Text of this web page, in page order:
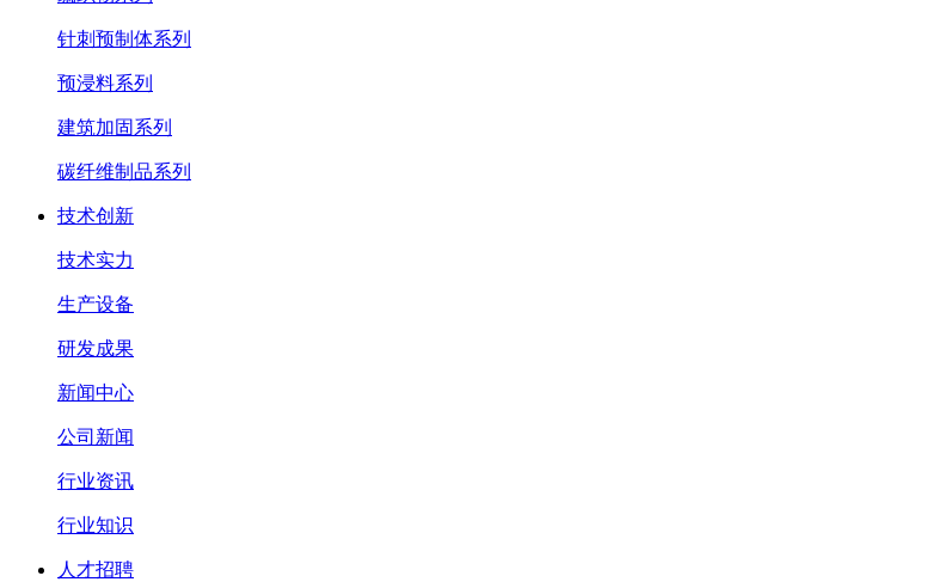
针刺预制体系列
预浸料系列
建筑加固系列
碳纤维制品系列
技术创新
技术实力
生产设备
研发成果
新闻中心
公司新闻
行业资讯
行业知识
人才招聘